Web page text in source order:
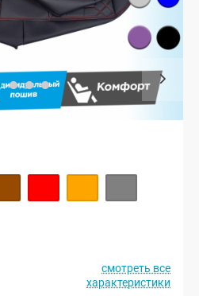
смотреть все
характеристики